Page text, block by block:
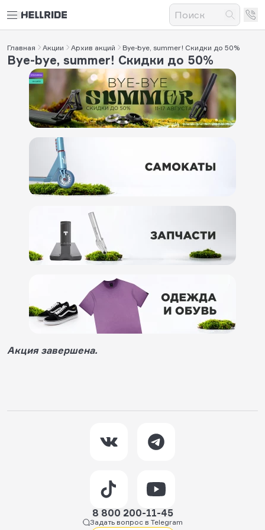
Главная Акции Архив акций Bye-bye, summer! Скидки до 50%
Bye-bye, summer! Скидки до 50%
Акция завершена.
8 800 200-11-45
Задать вопрос в Telegram